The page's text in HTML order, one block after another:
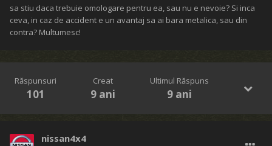
sa stiu daca trebuie omologare pentru ea, sau nu e nevoie? Si inca
ceva, in caz de accident e un avantaj sa ai bara metalica, sau din
contra? Multumesc!
Răspunsuri
101
Creat
9 ani
Ultimul Răspuns
9 ani
nissan4x4